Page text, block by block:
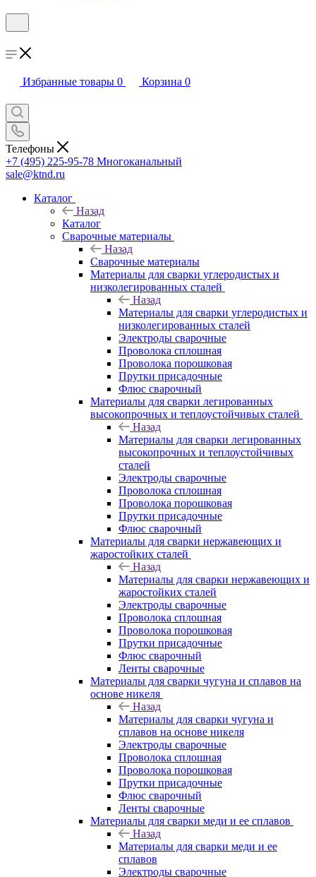
Избранные товары 0 Корзина 0
Телефоны
+7 (495) 225-95-78 Многоканальный
sale@ktnd.ru
Каталог
Назад
Каталог
Сварочные материалы
Назад
Сварочные материалы
Материалы для сварки углеродистых и
низколегированных сталей
Назад
Материалы для сварки углеродистых и
низколегированных сталей
Электроды сварочные
Проволока сплошная
Проволока порошковая
Прутки присадочные
Флюс сварочный
Материалы для сварки легированных
высокопрочных и теплоустойчивых сталей
Назад
Материалы для сварки легированных
высокопрочных и теплоустойчивых
сталей
Электроды сварочные
Проволока сплошная
Проволока порошковая
Прутки присадочные
Флюс сварочный
Материалы для сварки нержавеющих и
жаростойких сталей
Назад
Материалы для сварки нержавеющих и
жаростойких сталей
Электроды сварочные
Проволока сплошная
Проволока порошковая
Прутки присадочные
Флюс сварочный
Ленты сварочные
Материалы для сварки чугуна и сплавов на
основе никеля
Назад
Материалы для сварки чугуна и
сплавов на основе никеля
Электроды сварочные
Проволока сплошная
Проволока порошковая
Прутки присадочные
Флюс сварочный
Ленты сварочные
Материалы для сварки меди и ее сплавов
Назад
Материалы для сварки меди и ее
сплавов
Электроды сварочные